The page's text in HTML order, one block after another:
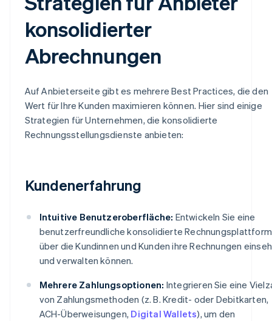
konsolidierter
Abrechnungen
Auf Anbieterseite gibt es mehrere Best Practices, die den
Wert für Ihre Kunden maximieren können. Hier sind einige
Strategien für Unternehmen, die konsolidierte
Rechnungsstellungsdienste anbieten:
Kundenerfahrung
Intuitive Benutzeroberfläche: Entwickeln Sie eine
benutzerfreundliche konsolidierte
über die Kundinnen und Kunden ihre Rechnungen
und verwalten können.
Mehrere Zahlungsoptionen: Integrieren Sie eine
von Zahlungsmethoden (z. B. Kredit- oder Debitkarten,
ACH-Überweisungen, Digital Wallets), um den